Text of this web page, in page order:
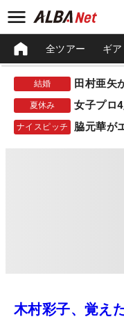
全ツアー ギア
結婚 田村亜矢
夏休み 女子プロ
ナイスピッチ 脇元華が
木村彩子、覚え